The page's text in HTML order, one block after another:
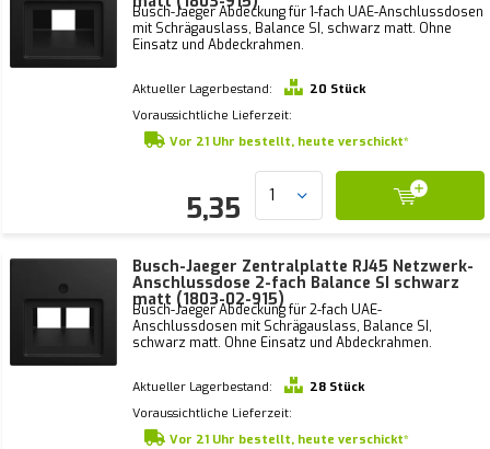
Busch-Jaeger Abdeckung für 1-fach UAE-Anschlussdosen
mit Schrägauslass, Balance SI, schwarz matt. Ohne
Einsatz und Abdeckrahmen.
Aktueller Lagerbestand:
20 Stück
Voraussichtliche Lieferzeit:
Vor 21 Uhr bestellt, heute verschickt*
5,35
Busch-Jaeger Zentralplatte RJ45 Netzwerk-
Anschlussdose 2-fach Balance SI schwarz
matt (1803-02-915)
Busch-Jaeger Abdeckung für 2-fach UAE-
Anschlussdosen mit Schrägauslass, Balance SI,
schwarz matt. Ohne Einsatz und Abdeckrahmen.
Aktueller Lagerbestand:
28 Stück
Voraussichtliche Lieferzeit:
Vor 21 Uhr bestellt, heute verschickt*